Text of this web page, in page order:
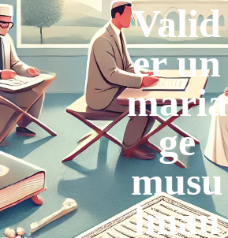
Valid
er un
maria
ge
musu
lman